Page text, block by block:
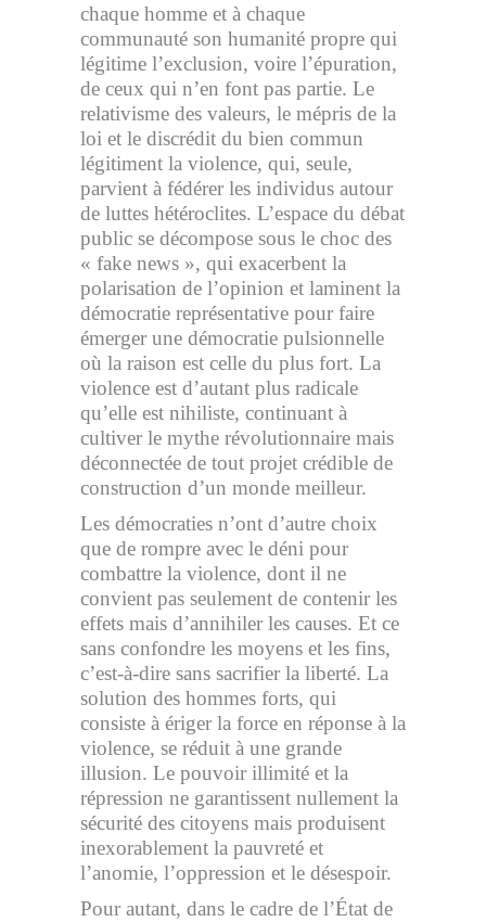
chaque homme et à chaque
communauté son humanité propre qui
légitime l’exclusion, voire l’épuration,
de ceux qui n’en font pas partie. Le
relativisme des valeurs, le mépris de la
loi et le discrédit du bien commun
légitiment la violence, qui, seule,
parvient à fédérer les individus autour
de luttes hétéroclites. L’espace du débat
public se décompose sous le choc des
« fake news », qui exacerbent la
polarisation de l’opinion et laminent la
démocratie représentative pour faire
émerger une démocratie pulsionnelle
où la raison est celle du plus fort. La
violence est d’autant plus radicale
qu’elle est nihiliste, continuant à
cultiver le mythe révolutionnaire mais
déconnectée de tout projet crédible de
construction d’un monde meilleur.
Les démocraties n’ont d’autre choix
que de rompre avec le déni pour
combattre la violence, dont il ne
convient pas seulement de contenir les
effets mais d’annihiler les causes. Et ce
sans confondre les moyens et les fins,
c’est-à-dire sans sacrifier la liberté. La
solution des hommes forts, qui
consiste à ériger la force en réponse à la
violence, se réduit à une grande
illusion. Le pouvoir illimité et la
répression ne garantissent nullement la
sécurité des citoyens mais produisent
inexorablement la pauvreté et
l’anomie, l’oppression et le désespoir.
Pour autant, dans le cadre de l’État de